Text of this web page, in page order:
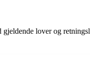
lover og